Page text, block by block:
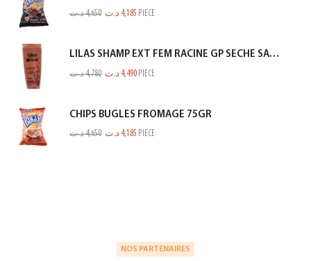
4,650د.ت 4,185 د.ت PIECE
LILAS SHAMP EXT FEM RACINE GP SECHE SAUMON 350ML
4,780د.ت 4,490 د.ت PIECE
CHIPS BUGLES FROMAGE 75GR
4,650د.ت 4,185 د.ت PIECE
NOS PARTENAIRES